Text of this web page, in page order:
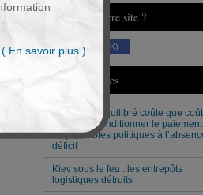
Vous aimez notre site ?
(230 K)
Derniers Articles
Un budget équilibré coûte que
Milei veut conditionner le
responsables politiques à
déficit
Kiev sous le feu : les entrepôts
logistiques détruits
( En savoir plus )